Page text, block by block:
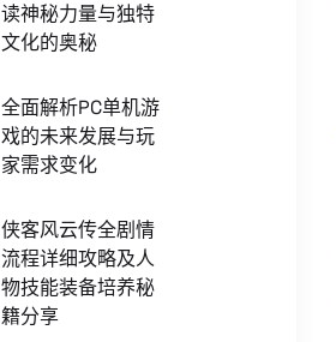
读神秘力量与独特
文化的奥秘
全面解析PC单机游
戏的未来发展与玩
家需求变化
侠客风云传全剧情
流程详细攻略及人
物技能装备培养秘
籍分享